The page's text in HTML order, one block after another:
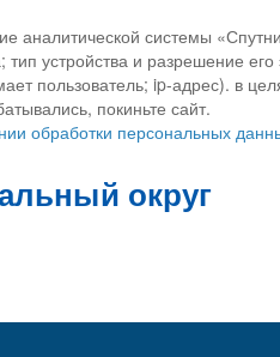
аналитической системы
устройства и разрешение
пользователь; ip-адрес). в
покиньте сайт.
обработки персональных